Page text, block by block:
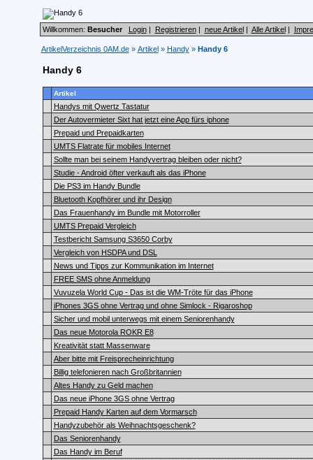
Willkommen: Besucher Login| Registrieren| neue Artikel| Alle Artikel|
ArtikelVerzeichnis 0AM.de» Artikel» Handy» Handy 6
Handy 6
Artikel
Handys mit Qwertz Tastatur
Der Autovermieter Sixt hat jetzt eine App fürs iphone
Prepaid und Prepaidkarten
UMTS Flatrate für mobiles Internet
Sollte man bei seinem Handyvertrag bleiben oder nicht?
Studie - Android öfter verkauft als das iPhone
Die PS3 im Handy Bundle
Bluetooth Kopfhörer und ihr Design
Das Frauenhandy im Bundle mit Motorroller
UMTS Prepaid Vergleich
Testbericht Samsung S3650 Corby
Vergleich von HSDPA und DSL
News und Tipps zur Kommunikation im Internet
FREE SMS ohne Anmeldung
Vuvuzela World Cup - Das ist die WM-Tröte für das iPhone
iPhones 3GS ohne Vertrag und ohne Simlock - Rigaroshop
Sicher und mobil unterwegs mit einem Seniorenhandy
Das neue Motorola ROKR E8
Kreativität statt Massenware
Aber bitte mit Freisprecheinrichtung
Billig telefonieren nach Großbritannien
Altes Handy zu Geld machen
Das neue iPhone 3GS ohne Vertrag
Prepaid Handy Karten auf dem Vormarsch
Handyzubehör als Weihnachtsgeschenk?
Das Seniorenhandy
Das Handy im Beruf